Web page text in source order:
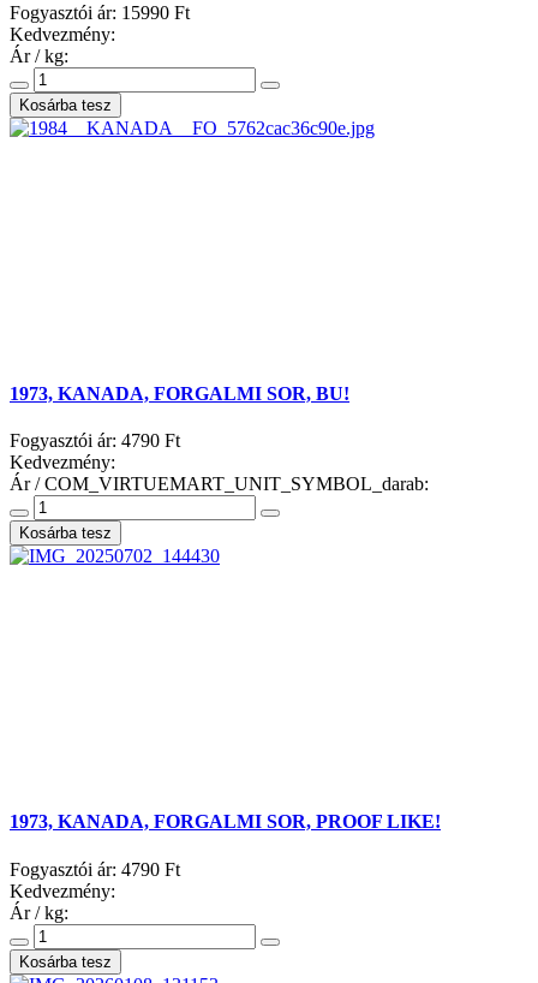
Fogyasztói ár: 15990 Ft
Kedvezmény:
Ár / kg:
1973, KANADA, FORGALMI SOR, BU!
Fogyasztói ár: 4790 Ft
Kedvezmény:
Ár / COM_VIRTUEMART_UNIT_SYMBOL_darab:
1973, KANADA, FORGALMI SOR, PROOF LIKE!
Fogyasztói ár: 4790 Ft
Kedvezmény:
Ár / kg: